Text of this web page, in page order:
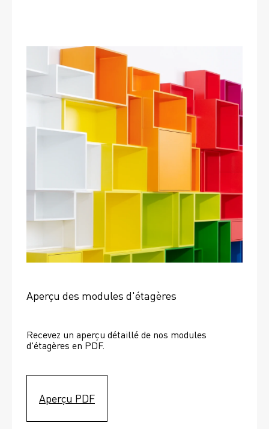
Aperçu des modules d'étagères
Recevez un aperçu détaillé de nos modules
d'étagères en PDF.
Aperçu PDF